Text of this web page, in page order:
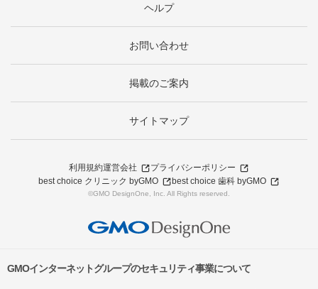
ヘルプ
お問い合わせ
掲載のご案内
サイトマップ
利用規約運営会社
プライバシーポリシー
best choice クリニック byGMO
best choice 歯科 byGMO
©GMO DesignOne, Inc. All Rights reserved.
GMOインターネットグループのセキュリティ事業について